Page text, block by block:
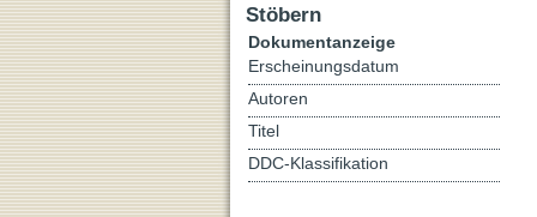
Stöbern
Dokumentanzeige
Erscheinungsdatum
Autoren
Titel
DDC-Klassifikation